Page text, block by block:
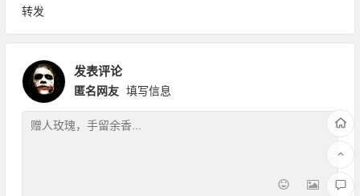
转发
发表评论
匿名网友 填写信息